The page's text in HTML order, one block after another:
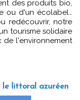
des produits bio,
ou d'un écolabel…
redécouvrir, notre
tourisme solidaire
de l'environnement
le littoral azuréen